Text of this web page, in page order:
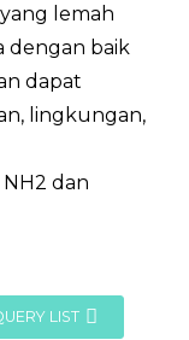
lemah
dengan baik
dapat
lingkungan,
dan
LIST